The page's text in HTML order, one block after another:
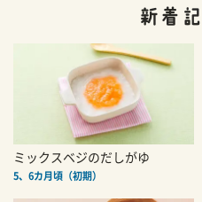
ミックスベジのだしがゆ
5、6カ月頃（初期）